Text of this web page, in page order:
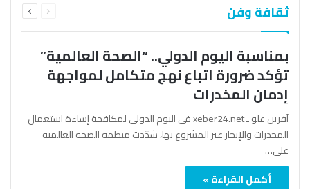
ثقافة وفن الصفحةالصفحة
بمناسبة اليوم الدولي.. “الصحة العالمية”
تؤكد ضرورة اتباع نهج متكامل لمواجهة
إدمان المخدرات
آفرين علو ـ xeber24.net في اليوم الدولي لمكافحة إساءة استعمال
المخدرات والإتجار غير المشروع بها، شدّدت منظمة الصحة العالمية
على…
أكمل القراءة »